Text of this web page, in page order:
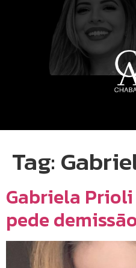
Tag:
Gabriela
pede